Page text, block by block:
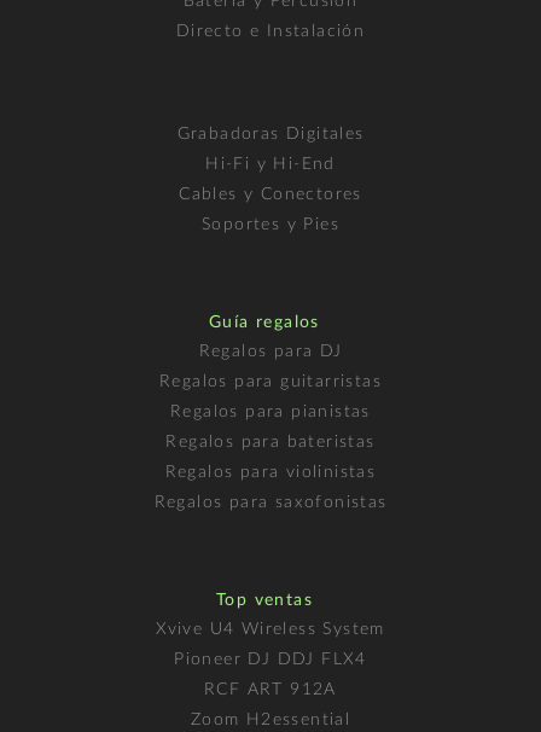
Directo e Instalación
Grabadoras Digitales
Hi-Fi y Hi-End
Cables y Conectores
Soportes y Pies
Guía regalos
Regalos para DJ
Regalos para guitarristas
Regalos para pianistas
Regalos para bateristas
Regalos para violinistas
Regalos para saxofonistas
Top ventas
Xvive U4 Wireless System
Pioneer DJ DDJ FLX4
RCF ART 912A
Zoom H2essential